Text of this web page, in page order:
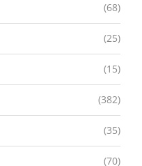
(68)
(25)
(15)
(382)
(35)
(70)